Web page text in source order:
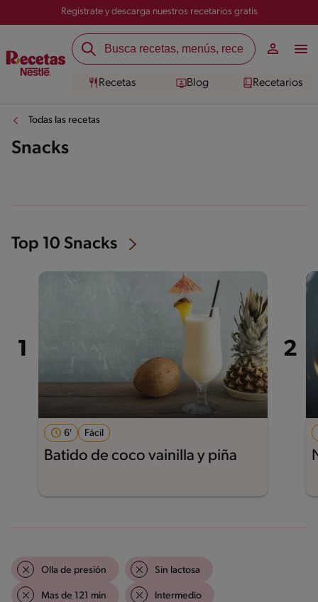
Registrate y descarga nuestros recetarios gratis
Recetas Blog Recetarios
Todas las recetas
Snacks
Top 10 Snacks
6' Fácil
Batido de coco vainilla y piña
Olla de presión Sin lactosa
Mas de 121 min Intermedio